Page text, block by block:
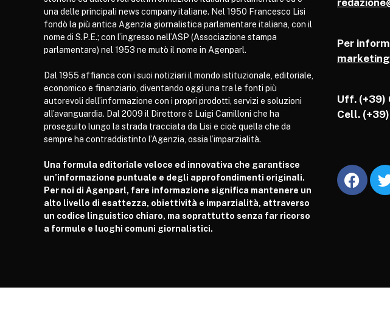
una delle principali news company italiane. Nel 1950 Francesco Lisi
fondò la più antica Agenzia giornalistica parlamentare italiana, con il
nome di S.P.E.; con l’ingresso nell’ASP (Associazione stampa
parlamentare) nel 1953 ne mutò il nome in Agenparl.
Dal 1955 affianca con i suoi notiziari il mondo istituzionale, editoriale,
economico e finanziario, diventando oggi una tra le fonti più
autorevoli dell’informazione con i propri prodotti, servizi e soluzioni
all’avanguardia. Dal 2009 il Direttore è Luigi Camilloni che ha
proseguito lungo la strada tracciata da Lisi e cioè quella che da
sempre ha contraddistinto l’Agenzia, ossia l’imparzialità.
Una formula editoriale veloce ed innovativa che garantisce
un’informazione puntuale e degli approfondimenti originali.
Per noi di Agenparl, fare informazione significa mantenere un
alto livello di esattezza, obiettività e imparzialità, attraverso
un codice linguistico chiaro, ma soprattutto senza far ricorso
a formule e luoghi comuni giornalistici.
Per
Uff. (+39)
Cell.